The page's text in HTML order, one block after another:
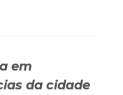
em
da cidade